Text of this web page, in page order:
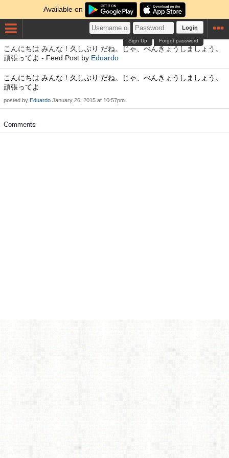
Available on
Login
Forgot password
Sign Up
こんにちは みんな！久しぶり だね。じゃ、べんきょうしましょう。
頑張ってよ - Feed Post by Eduardo
こんにちは みんな！久しぶり だね。じゃ、べんきょうしましょう。
頑張ってよ
posted by Eduardo January 26, 2015 at 10:57pm
Comments